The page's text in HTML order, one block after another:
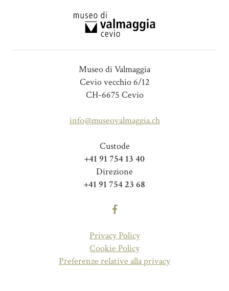
Museo di Valmaggia
Cevio vecchio 6/12
CH-6675 Cevio
info@museovalmaggia.ch
Custode
+41 91 754 13 40
Direzione
+41 91 754 23 68
Privacy Policy
Cookie Policy
Preferenze relative alla privacy